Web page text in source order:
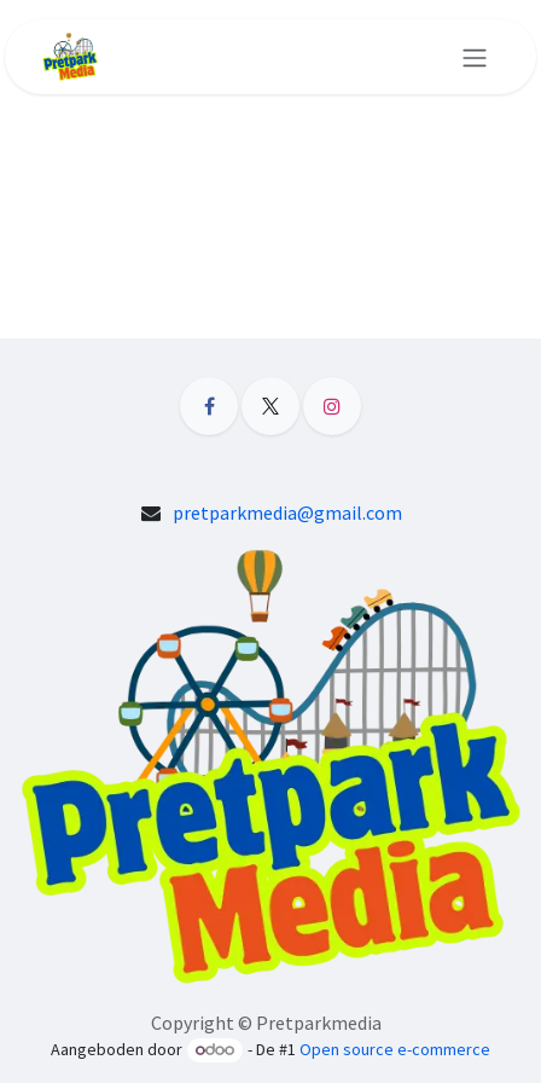
pretparkmedia@gmail.com
Copyright © Pretparkmedia
Aangeboden door - De #1Open source e-commerce